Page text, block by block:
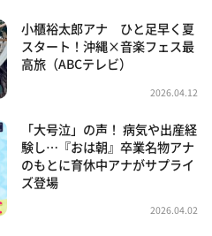
小櫃裕太郎アナ ひと足早く夏
スタート！沖縄×音楽フェス最
高旅（ABCテレビ）
2026.04.12
「大号泣」の声！ 病気や出産経
験し…『おは朝』卒業名物アナ
のもとに育休中アナがサプライ
ズ登場
2026.04.02